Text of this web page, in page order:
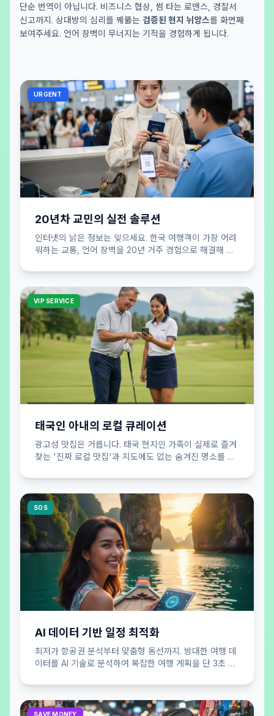
단순 번역이 아닙니다. 비즈니스 협상, 썸 타는 로맨스, 경찰서
신고까지. 상대방의 심리를 꿰뚫는 검증된 현지 뉘앙스를 화면째
보여주세요. 언어 장벽이 무너지는 기적을 경험하게 됩니다.
URGENT
20년차 교민의 실전 솔루션
인터넷의 낡은 정보는 잊으세요. 한국 여행객이 가장 어려
워하는 교통, 언어 장벽을 20년 거주 경험으로 해결해 드
VIP SERVICE
태국인 아내의 로컬 큐레이션
광고성 맛집은 거릅니다. 태국 현지인 가족이 실제로 즐겨
찾는 '진짜 로컬 맛집'과 지도에도 없는 숨겨진 명소를 큐
SOS
AI 데이터 기반 일정 최적화
최저가 항공권 분석부터 맞춤형 동선까지. 방대한 여행 데
이터를 AI 기술로 분석하여 복잡한 여행 계획을 단 3초 만
SAVE MONEY